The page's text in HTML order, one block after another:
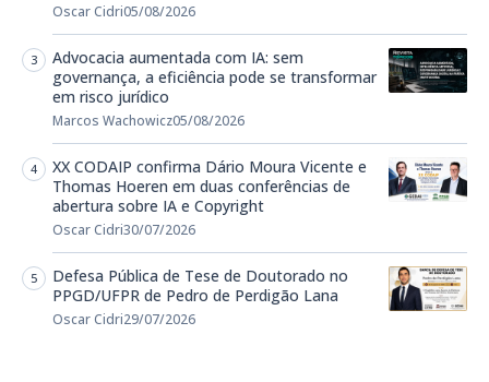
Oscar Cidri05/08/2026
Advocacia aumentada com IA: sem
governança, a eficiência pode se transformar
em risco jurídico
Marcos Wachowicz05/08/2026
XX CODAIP confirma Dário Moura Vicente e
Thomas Hoeren em duas conferências de
abertura sobre IA e Copyright
Oscar Cidri30/07/2026
Defesa Pública de Tese de Doutorado no
PPGD/UFPR de Pedro de Perdigão Lana
Oscar Cidri29/07/2026